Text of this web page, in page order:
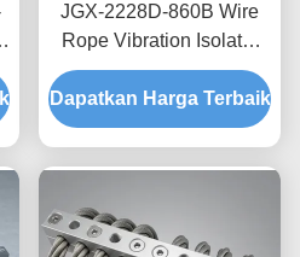
JGX-2228D-860B Wire
Rope Vibration Isolator
Stainless Steel Long
Service Life Absorber
kejut industri
Dapatkan Harga Terbaik